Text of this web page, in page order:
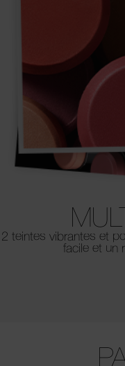
teintes vibrantes et
facile et un